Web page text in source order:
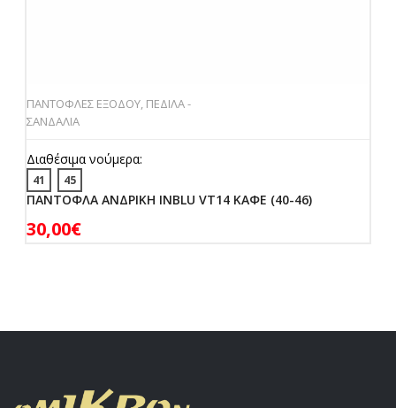
ΠΑΝΤΟΦΛΕΣ ΕΞΟΔΟΥ, ΠΕΔΙΛΑ -
ΣΑΝΔΑΛΙΑ
Διαθέσιμα νούμερα:
41 45
ΠΑΝΤΟΦΛΑ ΑΝΔΡΙΚΗ INBLU VT14 ΚΑΦΕ (40-46)
30,00€